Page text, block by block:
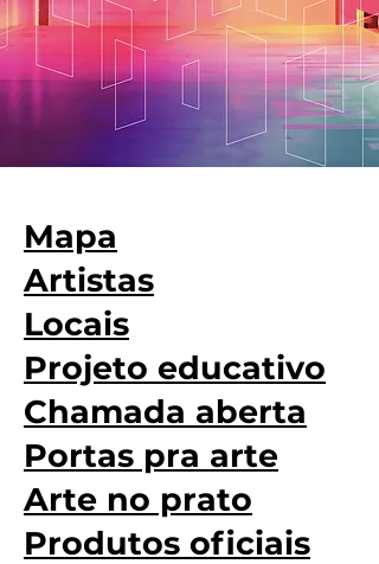
Mapa
Artistas
Locais
Projeto educativo
Chamada aberta
Portas pra arte
Arte no prato
Produtos oficiais